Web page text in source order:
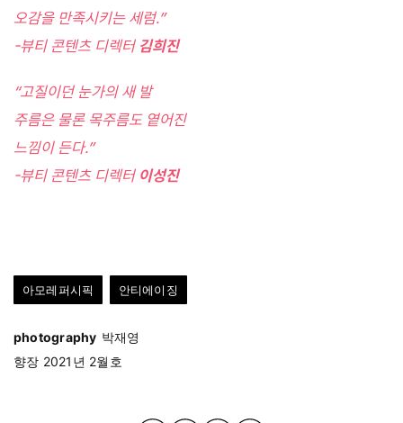
오감을 만족시키는 세럼.”
-뷰티 콘텐츠 디렉터 김희진
“고질이던 눈가의 새 발
주름은 물론 목주름도 옅어진
느낌이 든다.”
-뷰티 콘텐츠 디렉터 이성진
아모레퍼시픽 안티에이징
photography 박재영
향장 2021년 2월호